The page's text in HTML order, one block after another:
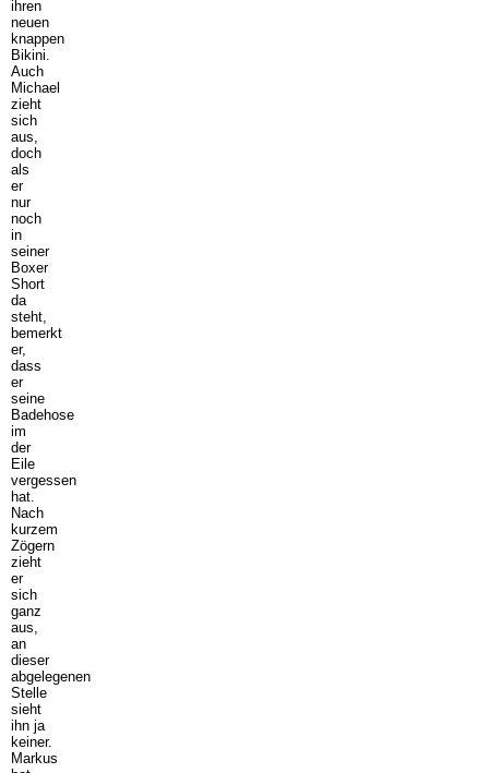
ihren
neuen
knappen
Bikini.
Auch
Michael
zieht
sich
aus,
doch
als
er
nur
noch
in
seiner
Boxer
Short
da
steht,
bemerkt
er,
dass
er
seine
Badehose
im
der
Eile
vergessen
hat.
Nach
kurzem
Zögern
zieht
er
sich
ganz
aus,
an
dieser
abgelegenen
Stelle
sieht
ihn ja
keiner.
Markus